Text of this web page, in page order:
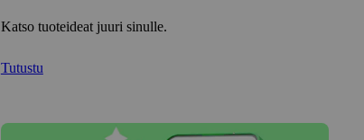
Katso tuoteideat juuri sinulle.
Tutustu